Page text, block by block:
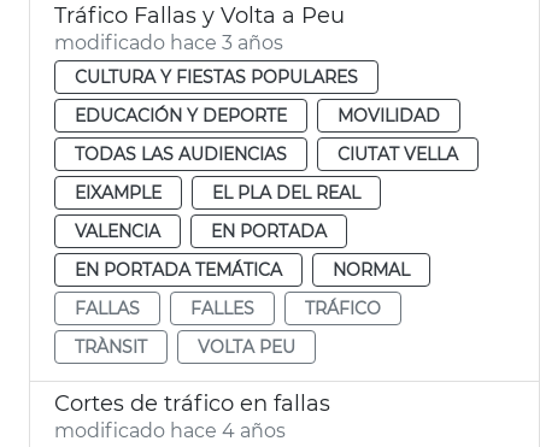
Tráfico Fallas y Volta a Peu
modificado hace 3 años
CULTURA Y FIESTAS POPULARES
EDUCACIÓN Y DEPORTE
MOVILIDAD
TODAS LAS AUDIENCIAS
CIUTAT VELLA
EIXAMPLE
EL PLA DEL REAL
VALENCIA
EN PORTADA
EN PORTADA TEMÁTICA
NORMAL
FALLAS
FALLES
TRÁFICO
TRÀNSIT
VOLTA PEU
Cortes de tráfico en fallas
modificado hace 4 años